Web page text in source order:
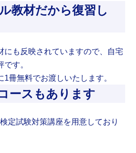
教材だから復習し
にも反映されていますので、自宅
す。
冊無料でお渡しいたします。
ースもあります
定試験対策講座を用意しており